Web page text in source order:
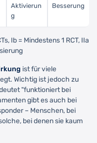
Aktivierun
g
Besserung
Ib = Mindestens 1 RCT, IIa
ist für viele
Wichtig ist jedoch zu
"funktioniert bei
gibt es auch bei
– Menschen, bei
bei denen sie kaum